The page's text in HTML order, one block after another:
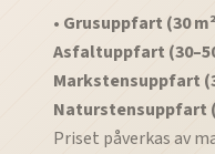
• Grusuppfart (30
Asfaltuppfart
Markstensuppfart
Naturstensuppfart
Priset påverkas av